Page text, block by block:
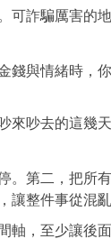
可詐騙厲害的
與情緒時，
來吵去的這幾
第二，把所
整件事從混
，至少讓後